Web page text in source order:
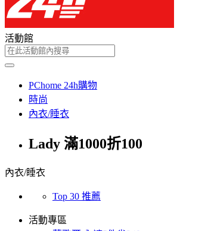
活動館
PChome 24h購物
時尚
內衣/睡衣
Lady 滿1000折100
內衣/睡衣
Top 30 推薦
活動專區